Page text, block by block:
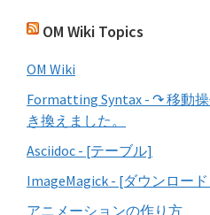
OM Wiki Topics
OM Wiki
Formatting Syntax - ↷ 移動
き換えました。
Asciidoc - [テーブル]
ImageMagick - [ダウンロー
アニメーションの作り方